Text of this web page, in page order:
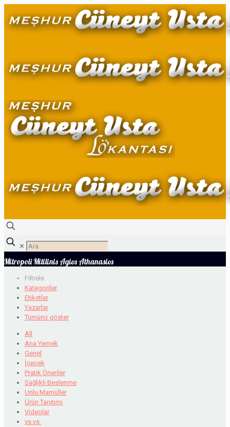
✕
Mitropoli Mitilinis Agios Athanasios
Filtrele
Kategoriler
Etiketler
Yazarlar
Tümünü göster
All
Ana Yemek
Genel
İçecek
Pratik Öneriler
Sağlıklı Beslenme
Unlu Mamüller
Ürün Tanıtımı
Videolar
vs.vs.